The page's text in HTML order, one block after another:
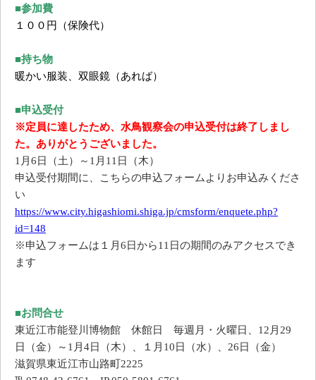
■参加費
１００円（保険代）
■持ち物
暖かい服装、双眼鏡（あれば）
■申込受付
※定員に達したため、水鳥観察会の申込受付は終了しまし
た。ありがとうございました。
1月6日（土）～1月11日（木）
申込受付期間に、こちらの申込フォームよりお申込みくださ
い
https://www.city.higashiomi.shiga.jp/cmsform/enquete.php?
id=148
※申込フォームは１月6日から11日の期間のみアクセスでき
ます
■お問合せ
東近江市能登川博物館 休館日 毎週月・火曜日、12月29
日（金）～1月4日（木）、１月10日（水）、26日（金）
滋賀県東近江市山路町2225